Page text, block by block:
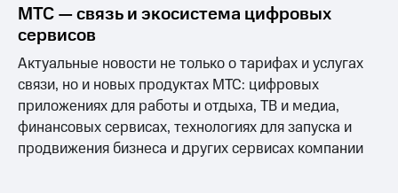
МТС — связь и экосистема цифровых
сервисов
Актуальные новости не только о тарифах и услугах
связи, но и новых продуктах МТС: цифровых
приложениях для работы и отдыха, ТВ и медиа,
финансовых сервисах, технологиях для запуска и
продвижения бизнеса и других сервисах компании